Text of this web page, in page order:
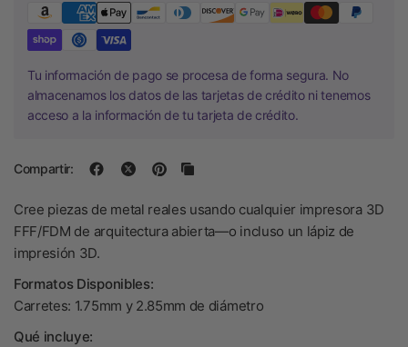
Tu información de pago se procesa de forma segura. No
almacenamos los datos de las tarjetas de crédito ni tenemos
acceso a la información de tu tarjeta de crédito.
Compartir:
Cree piezas de metal reales usando cualquier impresora 3D
FFF/FDM de arquitectura abierta—o incluso un lápiz de
impresión 3D.
Formatos Disponibles:
Carretes: 1.75mm y 2.85mm de diámetro
Qué incluye: